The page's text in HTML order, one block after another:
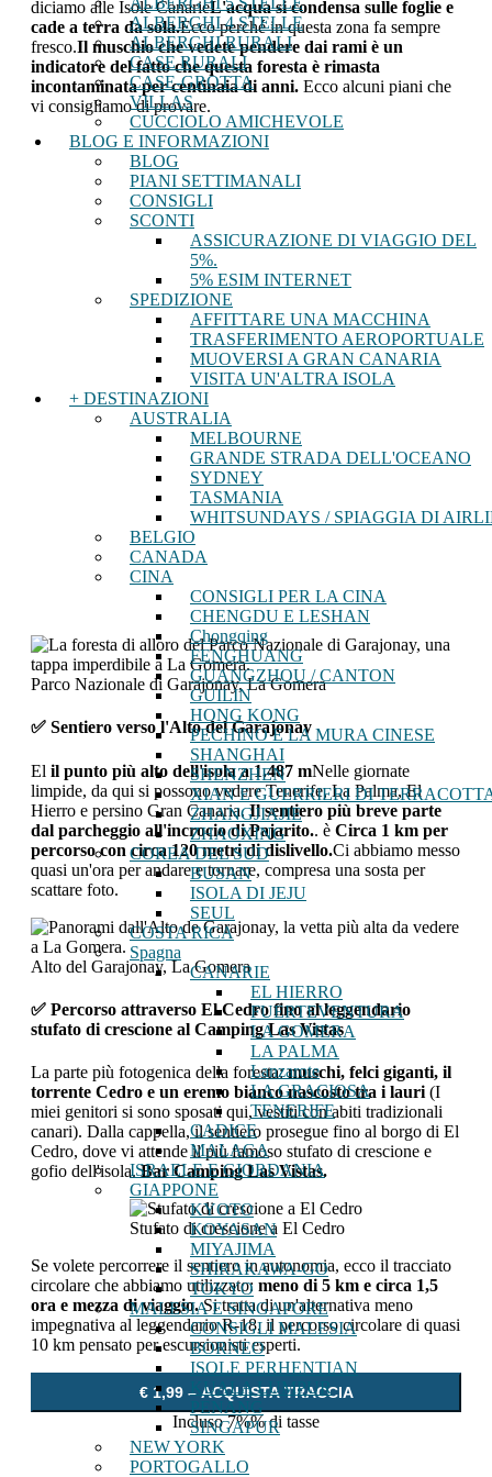
ALBERGHI 4 STELLE
ALBERGHI RURALI
CASE RURALI
CASE-GROTTA
VILLAS
CUCCIOLO AMICHEVOLE
BLOG E INFORMAZIONI
BLOG
PIANI SETTIMANALI
CONSIGLI
SCONTI
ASSICURAZIONE DI VIAGGIO DEL
5%.
5% ESIM INTERNET
SPEDIZIONE
AFFITTARE UNA MACCHINA
TRASFERIMENTO AEROPORTUALE
MUOVERSI A GRAN CANARIA
VISITA UN'ALTRA ISOLA
+ DESTINAZIONI
AUSTRALIA
MELBOURNE
GRANDE STRADA DELL'OCEANO
SYDNEY
TASMANIA
WHITSUNDAYS / SPIAGGIA DI
BELGIO
CANADA
CINA
CONSIGLI PER LA CINA
CHENGDU E LESHAN
Chongqing
FENGHUANG
GUANGZHOU / CANTON
GUILIN
HONG KONG
PECHINO E LA MURA CINESE
SHANGHAI
SHENZHEN
XIAN E GUERRIERI DI
ZHANGJIAJIE
ZHAOXING
COREA DEL SUD
BUSAN
ISOLA DI JEJU
SEUL
COSTA RICA
Spagna
CANARIE
EL HIERRO
FUERTEVENTURA
LA GOMERA
LA PALMA
Lanzarote
LA GRACIOSA
TENERIFE
CADICE
MALAGA
ISRAELE E GIORDANIA
GIAPPONE
KYOTO
KOYASAN
MIYAJIMA
SHIRAKAWA-GO
TOKYO
MALESIA E SINGAPORE
CONSIGLI MALESIA
BORNEO
ISOLE PERHENTIAN
KUALA LUMPUR
PENANG
SINGAPUR
NEW YORK
PORTOGALLO
diciamo alle Isole CanarieL'acqua si condensa sulle foglie e
cade a terra da sola.Ecco perché in questa zona fa sempre
fresco.Il muschio che vedete pendere dai rami è un
indicatore del fatto che questa foresta è rimasta
incontaminata per centinaia di anni. Ecco alcuni piani che
vi consigliamo di provare.
Parco Nazionale di Garajonay, La Gomera
✅ Sentiero verso l'Alto del Garajonay
El il punto più alto dell'isola a 1.487 mNelle giornate
limpide, da qui si possono vedere Tenerife, La Palma, El
Hierro e persino Gran Canaria.Il sentiero più breve parte
dal parcheggio all'incrocio di Pajarito.. è Circa 1 km per
percorso con circa 120 metri di dislivello.Ci abbiamo messo
quasi un'ora per andare e tornare, compresa una sosta per
scattare foto.
Alto del Garajonay, La Gomera
✅ Percorso attraverso El Cedro fino al leggendario
stufato di crescione al Camping Las Vistas
La parte più fotogenica della foresta:muschi, felci giganti, il
torrente Cedro e un eremo bianco nascosto tra i lauri (I
miei genitori si sono sposati qui, vestiti con abiti tradizionali
canari). Dalla cappella, il sentiero prosegue fino al borgo di El
Cedro, dove vi attende il più famoso stufato di crescione e
gofio dell'isola.Bar Camping Las Vistas.
Stufato di crescione a El Cedro
Se volete percorrere il sentiero in autonomia, ecco il tracciato
circolare che abbiamo utilizzato: meno di 5 km e circa 1,5
ora e mezza di viaggio.Si tratta di un'alternativa meno
impegnativa al leggendario R-18, il percorso circolare di quasi
10 km pensato per escursionisti esperti.
€ 1,99 – ACQUISTA TRACCIA
Incluso 7%% di tasse